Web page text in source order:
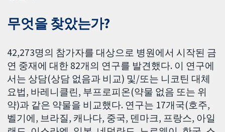
무엇을 찾았는가?
42,273명의 참가자를 대상으로 병원에서 시작된 금
연 중재에 대한 82개의 연구를 발견했다. 이 연구에
서는 상담(상담 없음과 비교) 및/또는 니코틴 대체
요법, 바레니클린, 부프로피온(약물 없음 또는 위
약)과 같은 약물을 비교했다. 연구는 17개국(호주,
벨기에, 브라질, 캐나다, 중국, 덴마크, 프랑스, ​​아일